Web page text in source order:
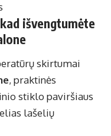
išvengtumėte
skirtumai
, praktinės
stiklo paviršiaus
lašelių